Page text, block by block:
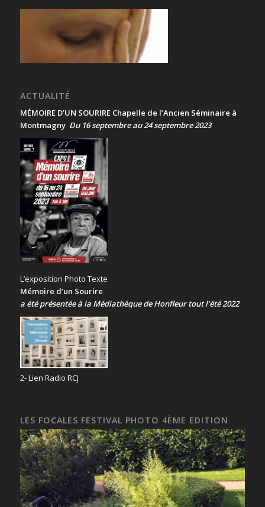
ACTUALITÉ
MÉMOIRE D’UN SOURIRE Chapelle de l’Ancien Séminaire à
Montmagny Du 16 septembre au 24 septembre 2023
L’exposition Photo Texte
Mémoire d’un Sourire
a été présentéeà la Médiathèque de Honfleur tout l’été 2022
2- Lien Radio RCJ
LES FOCALES FESTIVAL PHOTO 4ÈME EDITION